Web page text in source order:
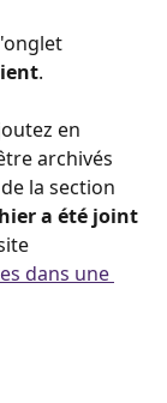
.
en
archivés
la section
a été joint
dans une